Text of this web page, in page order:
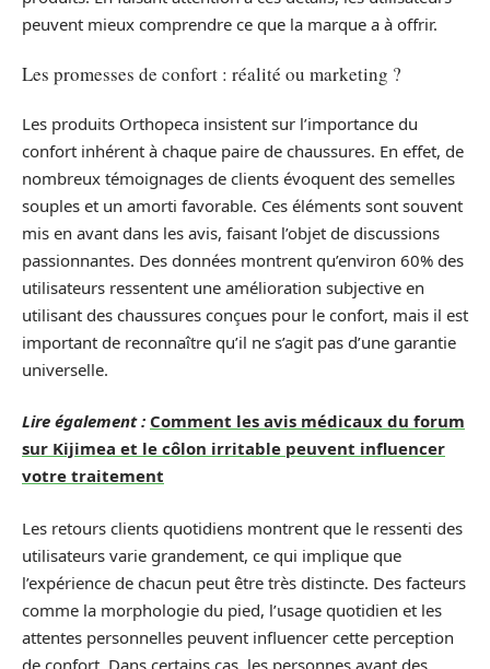
peuvent mieux comprendre ce que la marque a à offrir.
Les promesses de confort : réalité ou marketing ?
Les produits Orthopeca insistent sur l’importance du
confort inhérent à chaque paire de chaussures. En effet, de
nombreux témoignages de clients évoquent des semelles
souples et un amorti favorable. Ces éléments sont souvent
mis en avant dans les avis, faisant l’objet de discussions
passionnantes. Des données montrent qu’environ 60% des
utilisateurs ressentent une amélioration subjective en
utilisant des chaussures conçues pour le confort, mais il est
important de reconnaître qu’il ne s’agit pas d’une garantie
universelle.
Lire également : Comment les avis médicaux du forum
sur Kijimea et le côlon irritable peuvent influencer
votre traitement
Les retours clients quotidiens montrent que le ressenti des
utilisateurs varie grandement, ce qui implique que
l’expérience de chacun peut être très distincte. Des facteurs
comme la morphologie du pied, l’usage quotidien et les
attentes personnelles peuvent influencer cette perception
de confort. Dans certains cas, les personnes ayant des